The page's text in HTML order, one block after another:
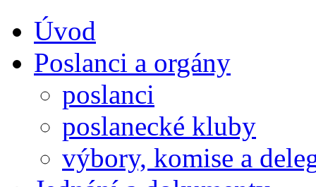
Úvod
Poslanci a orgány
poslanci
poslanecké kluby
výbory, komise a